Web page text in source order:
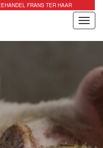
FRANS TER HAAR